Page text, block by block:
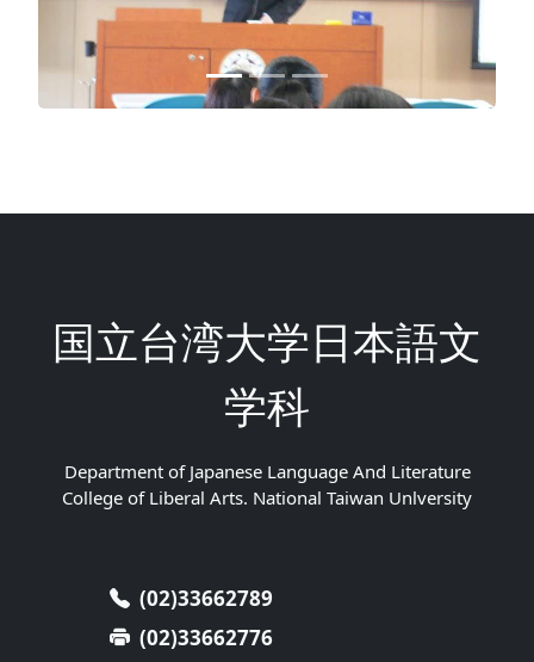
国立台湾大学日本語文
学科
Department of Japanese Language And Literature
College of Liberal Arts. National Taiwan Unlversity
(02)33662789
(02)33662776